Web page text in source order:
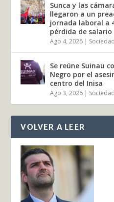
Sunca y las
llegaron a un
jornada laboral a
pérdida de salario
Ago 4, 2026 | Sociedad
Se reúne Suinau
Negro por el
centro del Inisa
Ago 3, 2026 | Sociedad
VOLVER A LEER